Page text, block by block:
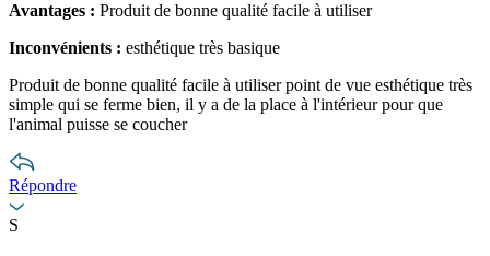
Avantages : Produit de bonne qualité facile à utiliser
Inconvénients : esthétique très basique
Produit de bonne qualité facile à utiliser point de vue esthétique très
simple qui se ferme bien, il y a de la place à l'intérieur pour que
l'animal puisse se coucher
Répondre
S